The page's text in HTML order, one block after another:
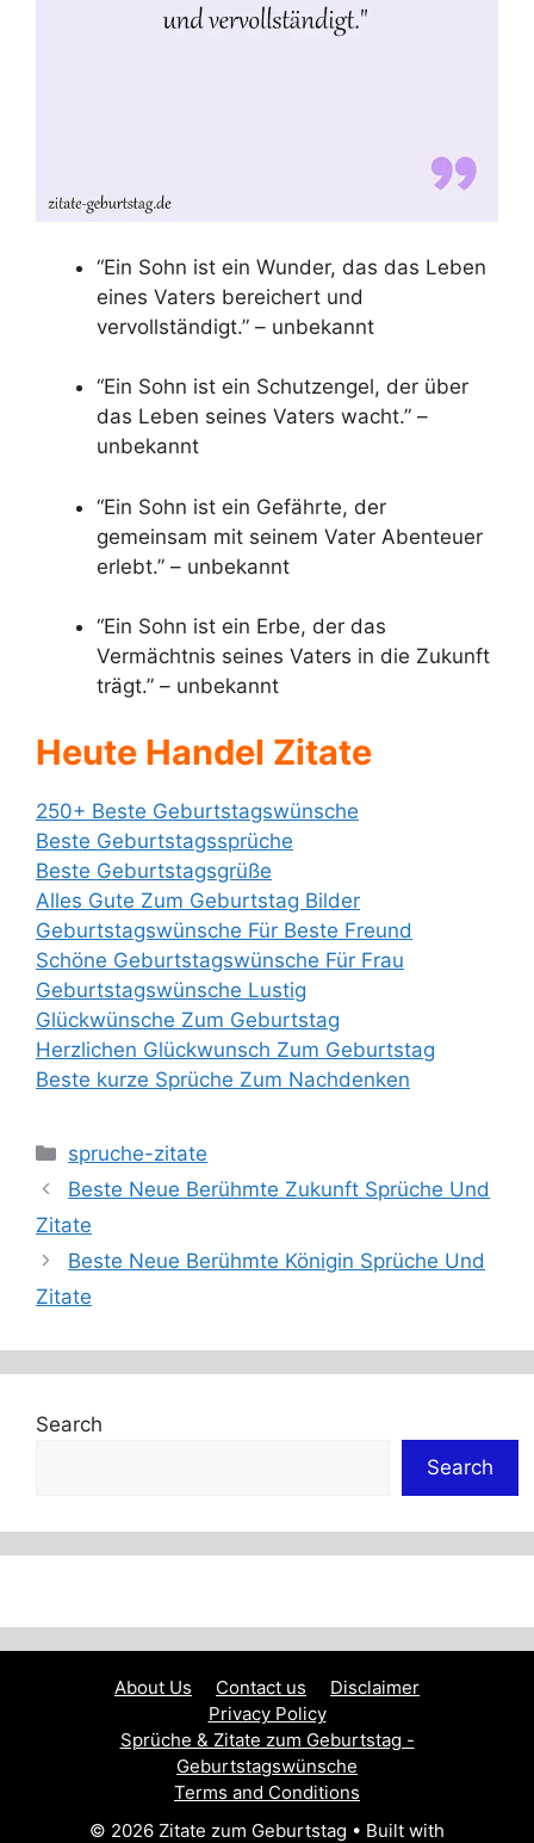
“Ein Sohn ist ein Wunder, das das Leben
eines Vaters bereichert und
vervollständigt.” – unbekannt
“Ein Sohn ist ein Schutzengel, der über
das Leben seines Vaters wacht.” –
unbekannt
“Ein Sohn ist ein Gefährte, der
gemeinsam mit seinem Vater Abenteuer
erlebt.” – unbekannt
“Ein Sohn ist ein Erbe, der das
Vermächtnis seines Vaters in die Zukunft
trägt.” – unbekannt
Heute Handel Zitate
250+ Beste Geburtstagswünsche
Beste Geburtstagssprüche
Beste Geburtstagsgrüße
Alles Gute Zum Geburtstag Bilder
Geburtstagswünsche Für Beste Freund
Schöne Geburtstagswünsche Für Frau
Geburtstagswünsche Lustig
Glückwünsche Zum Geburtstag
Herzlichen Glückwunsch Zum Geburtstag
Beste kurze Sprüche Zum Nachdenken
Categories
spruche-zitate
Beste Neue Berühmte Zukunft Sprüche Und
Zitate
Beste Neue Berühmte Königin Sprüche Und
Zitate
Search
Search
About Us Contact us
Disclaimer
Privacy Policy
Sprüche & Zitate zum Geburtstag -
Geburtstagswünsche
Terms and Conditions
© 2026 Zitate zum Geburtstag • Built with